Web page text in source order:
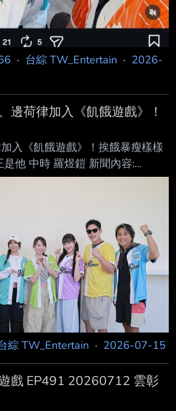
· 台綜 TW_Entertain · 2026-
邊荷律加入《飢餓遊戲》！
入《飢餓遊戲》！挨餓暴瘦樣樣
他 中時 羅煜鎧 新聞內容:
7nT7jeF.jpeg 孫協志（左
《飢餓遊戲》今（15日）赴苗栗後
2位新血邊荷律、林莎加入 主持
偕孫協志、王仁甫、許孟哲、蔡黃
有別於球場的從容， 談吐格外緊
愛吃的她被王仁甫笑虧「被騙來
露事前做足準備， 為了口腹之慾會
綜 TW_Entertain · 2026-07-15
戲 EP491 20260712 雲彰